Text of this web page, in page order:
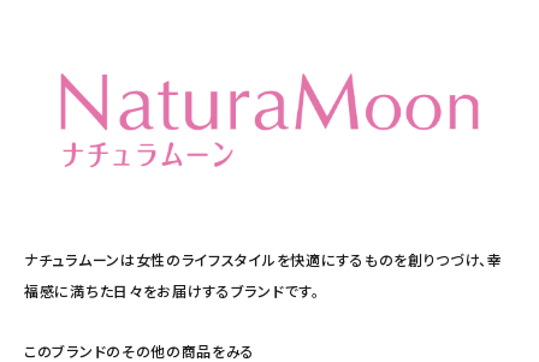
ナチュラムーンは女性のライフスタイルを快適にするものを創りつづけ、幸
福感に満ちた日々をお届けするブランドです。
このブランドのその他の商品をみる